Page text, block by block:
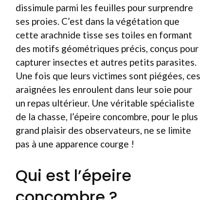
dissimule parmi les feuilles pour surprendre
ses proies. C’est dans la végétation que
cette arachnide tisse ses toiles en formant
des motifs géométriques précis, conçus pour
capturer insectes et autres petits parasites.
Une fois que leurs victimes sont piégées, ces
araignées les enroulent dans leur soie pour
un repas ultérieur. Une véritable spécialiste
de la chasse, l’épeire concombre, pour le plus
grand plaisir des observateurs, ne se limite
pas à une apparence courge !
Qui est l’épeire